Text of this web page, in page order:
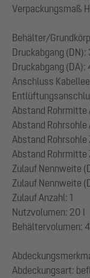
Verpackungsmaß
Behälter/
Druckabgang (DN):
Druckabgang (DA):
Anschluss
Abstand Rohrmitte
Abstand Rohrsohle
Abstand Rohrsohle
Abstand Rohrmitte
Zulauf Nennweite
Zulauf Nennweite
Zulauf Anzahl: 1
Nutzvolumen: 20 l
Behältervolumen:
Abdeckungsart: